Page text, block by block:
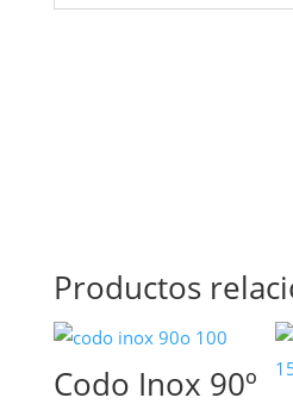
Productos
Codo Inox 90º